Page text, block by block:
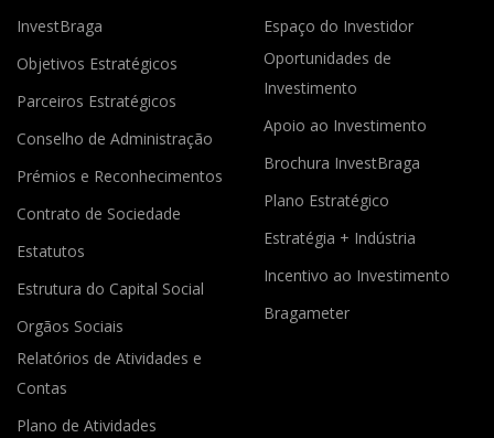
InvestBraga
Objetivos Estratégicos
Parceiros Estratégicos
Conselho de Administração
Prémios e Reconhecimentos
Contrato de Sociedade
Estatutos
Estrutura do Capital Social
Orgãos Sociais
Relatórios de Atividades e
Contas
Plano de Atividades
Espaço do Investidor
Oportunidades de
Investimento
Apoio ao Investimento
Brochura InvestBraga
Plano Estratégico
Estratégia + Indústria
Incentivo ao Investimento
Bragameter